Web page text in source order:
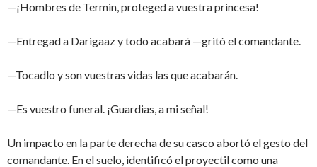
—¡Hombres de Termin, proteged a vuestra princesa!
—Entregad a Darigaaz y todo acabará —gritó el comandante.
—Tocadlo y son vuestras vidas las que acabarán.
—Es vuestro funeral. ¡Guardias, a mi señal!
Un impacto en la parte derecha de su casco abortó el gesto del
comandante. En el suelo, identificó el proyectil como una